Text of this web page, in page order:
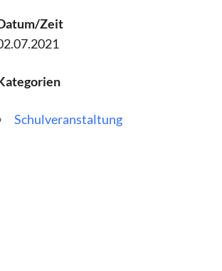
Zeit
Schulveranstaltung